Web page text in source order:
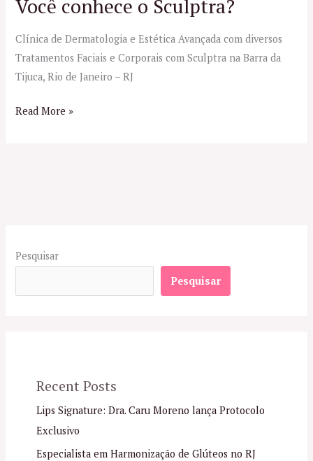
Você conhece o Sculptra?
Clínica de Dermatologia e Estética Avançada com diversos
Tratamentos Faciais e Corporais com Sculptra na Barra da
Tijuca, Rio de Janeiro – RJ
Read More »
Pesquisar
Pesquisar
Recent Posts
Lips Signature: Dra. Caru Moreno lança Protocolo
Exclusivo
Especialista em Harmonização de Glúteos no RJ